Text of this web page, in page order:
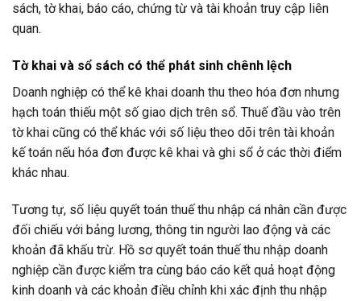
sách, tờ khai, báo cáo, chứng từ và tài khoản truy cập liên
quan.
Tờ khai và sổ sách có thể phát sinh chênh lệch
Doanh nghiệp có thể kê khai doanh thu theo hóa đơn nhưng
hạch toán thiếu một số giao dịch trên sổ. Thuế đầu vào trên
tờ khai cũng có thể khác với số liệu theo dõi trên tài khoản
kế toán nếu hóa đơn được kê khai và ghi sổ ở các thời điểm
khác nhau.
Tương tự, số liệu quyết toán thuế thu nhập cá nhân cần được
đối chiếu với bảng lương, thông tin người lao động và các
khoản đã khấu trừ. Hồ sơ quyết toán thuế thu nhập doanh
nghiệp cần được kiểm tra cùng báo cáo kết quả hoạt động
kinh doanh và các khoản điều chỉnh khi xác định thu nhập